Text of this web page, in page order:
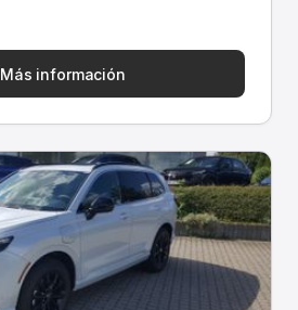
Más información